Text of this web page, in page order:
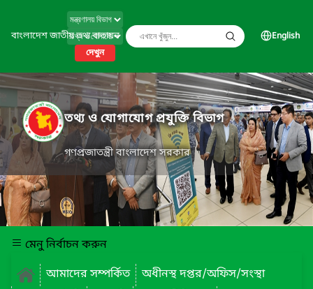
বাংলাদেশ জাতীয় তথ্য বাতায়ন
দেখুন
English
তথ্য ও যোগাযোগ প্রযুক্তি বিভাগ
গণপ্রজাতন্ত্রী বাংলাদেশ সরকার
মেনু নির্বাচন করুন
আমাদের সম্পর্কিত
অধীনস্থ দপ্তর/অফিস/সংস্থা